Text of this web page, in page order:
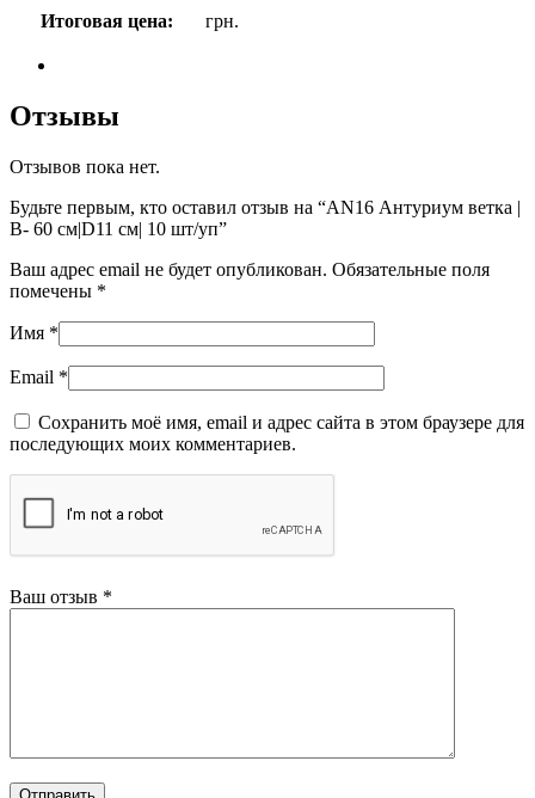
Итоговая цена: грн.
Отзывы
Отзывов пока нет.
Будьте первым, кто оставил отзыв на “AN16 Антуриум ветка |
В- 60 см|D11 см| 10 шт/уп”
Ваш адрес email не будет опубликован. Обязательные поля
помечены *
Имя *
Email *
Сохранить моё имя, email и адрес сайта в этом браузере для
последующих моих комментариев.
Ваш отзыв *